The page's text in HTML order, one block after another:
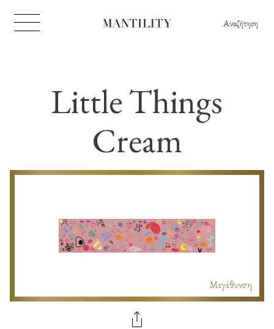
Αναζήτηση
Little Things
Cream
Μεγέθυνση